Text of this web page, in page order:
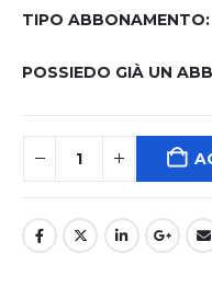
TIPO ABBONAMENTO
POSSIEDO GIÀ UN